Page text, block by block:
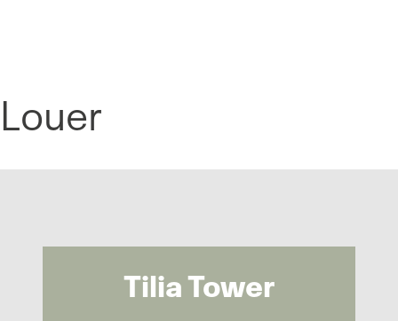
Louer
Tilia Tower